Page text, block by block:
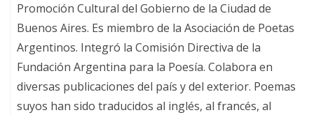
Promoción Cultural del Gobierno de la Ciudad de
Buenos Aires. Es miembro de la Asociación de Poetas
Argentinos. Integró la Comisión Directiva de la
Fundación Argentina para la Poesía. Colabora en
diversas publicaciones del país y del exterior. Poemas
suyos han sido traducidos al inglés, al francés, al